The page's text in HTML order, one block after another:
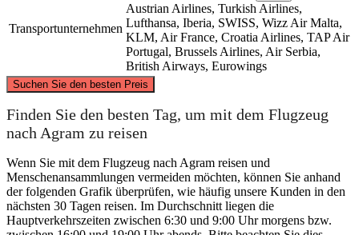
Transportunternehmen
Austrian Airlines, Turkish Airlines,
Lufthansa, Iberia, SWISS, Wizz Air Malta,
KLM, Air France, Croatia Airlines, TAP Air
Portugal, Brussels Airlines, Air Serbia,
British Airways, Eurowings
Suchen Sie den besten Preis
Marseille
©CARTO, ©OpenStreetMap
Finden Sie den besten Tag, um mit dem Flugzeug
nach Agram zu reisen
Wenn Sie mit dem Flugzeug nach Agram reisen und
Menschenansammlungen vermeiden möchten, können Sie anhand
der folgenden Grafik überprüfen, wie häufig unsere Kunden in den
nächsten 30 Tagen reisen. Im Durchschnitt liegen die
Hauptverkehrszeiten zwischen 6:30 und 9:00 Uhr morgens bzw.